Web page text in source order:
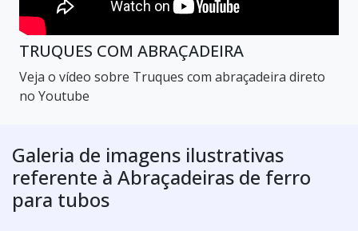
TRUQUES COM ABRAÇADEIRA
Veja o vídeo sobre Truques com abraçadeira direto
no Youtube
Galeria de imagens ilustrativas
referente à Abraçadeiras de ferro
para tubos